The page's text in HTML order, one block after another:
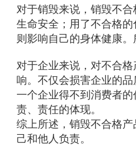
对于销毁来说，销毁不
生命安全；用了不合格
则影响自己的身体健康
对于企业来说，对不合
响。不仅会损害企业的品
一个企业得不到消费者
责、责任的体现。
综上所述，销毁不合格
己和他人负责。